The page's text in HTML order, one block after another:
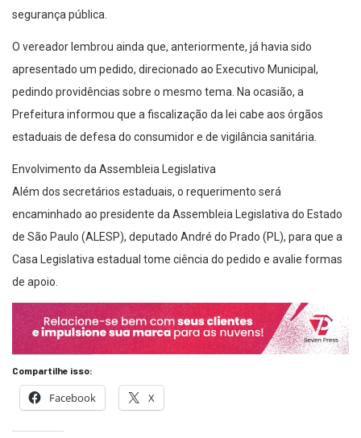
segurança pública.
O vereador lembrou ainda que, anteriormente, já havia sido
apresentado um pedido, direcionado ao Executivo Municipal,
pedindo providências sobre o mesmo tema. Na ocasião, a
Prefeitura informou que a fiscalização da lei cabe aos órgãos
estaduais de defesa do consumidor e de vigilância sanitária.
Envolvimento da Assembleia Legislativa
Além dos secretários estaduais, o requerimento será
encaminhado ao presidente da Assembleia Legislativa do Estado
de São Paulo (ALESP), deputado André do Prado (PL), para que a
Casa Legislativa estadual tome ciência do pedido e avalie formas
de apoio.
Compartilhe isso:
Facebook X